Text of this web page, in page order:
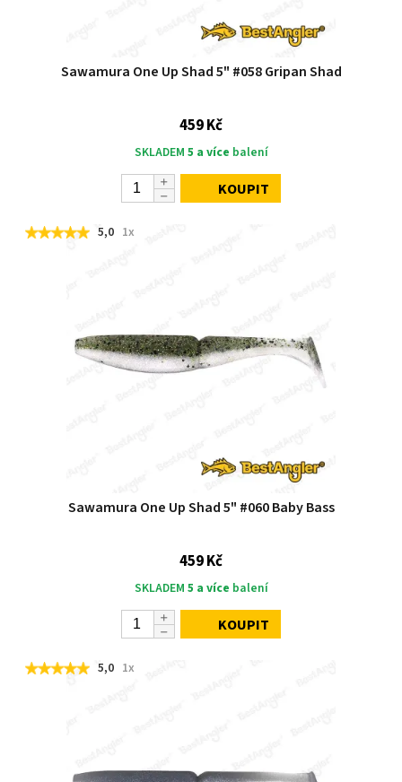
Sawamura One Up Shad 5" #058 Gripan Shad
459 Kč
SKLADEM 5 a více balení
KOUPIT
5,0 1x
Sawamura One Up Shad 5" #060 Baby Bass
459 Kč
SKLADEM 5 a více balení
KOUPIT
5,0 1x